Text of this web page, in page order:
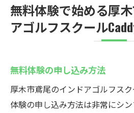
無料体験で始める厚
アゴルフスクール
無料体験の申し込み方法
厚木市鳶尾のインドアゴルフスク
体験の申し込み方法は非常にシ